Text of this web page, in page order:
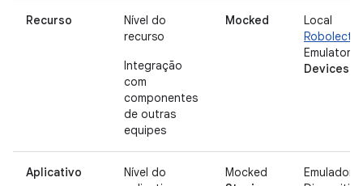
Recurso
Nível do
recurso
Integração
com
componentes
de outras
equipes
Mocked
Local
Emulator
Devices
Aplicativo
Nível do
Mocked
Emulador